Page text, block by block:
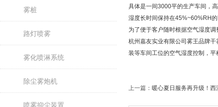
雾桩
路灯喷雾
雾化喷淋系统
除尘雾炮机
喷雾抑尘装置
具体是一间3000平的生产车间，
湿度长时间保持在45%~60%RH
为了便于客户随时根据空气湿度
杭州嘉友实业有限公司雾王品牌
装等车间工位的空气湿度控制，
上一篇： 暖心夏日服务再升级！